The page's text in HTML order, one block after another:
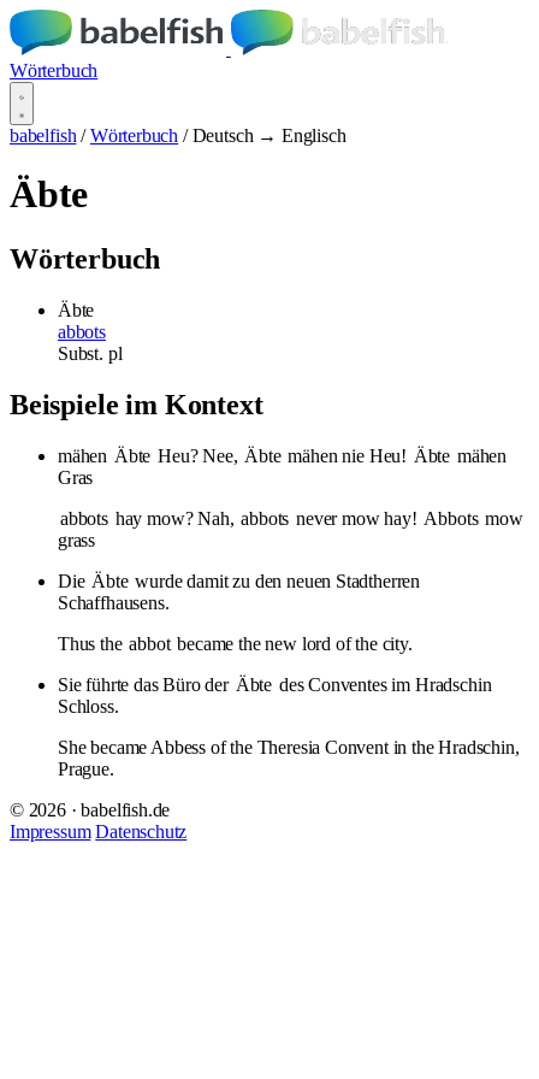
Wörterbuch
babelfish / Wörterbuch / Deutsch → Englisch
Äbte
Wörterbuch
Äbte
abbots
Subst. pl
Beispiele im Kontext
mähen Äbte Heu? Nee, Äbte mähen nie Heu! Äbte mähen
Gras
abbots hay mow? Nah, abbots never mow hay! Abbots mow
grass
Die Äbte wurde damit zu den neuen Stadtherren
Schaffhausens.
Thus the abbot became the new lord of the city.
Sie führte das Büro der Äbte des Conventes im Hradschin
Schloss.
She became Abbess of the Theresia Convent in the Hradschin,
Prague.
© 2026 · babelfish.de
Impressum Datenschutz